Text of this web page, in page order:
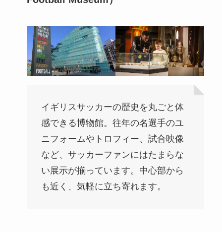
イギリスサッカーの歴史を丸ごと体
感できる博物館。往年の名選手のユ
ニフォームやトロフィー、試合映像
など、サッカーファンにはたまらな
い展示が揃っています。中心部から
も近く、気軽に立ち寄れます。